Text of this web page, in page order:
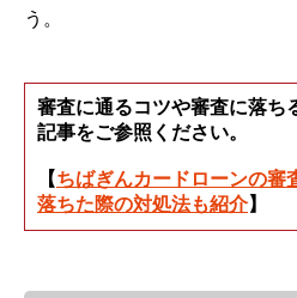
う。
審査に通るコツや審査に落ち
記事をご参照ください。
【ちばぎんカードローンの審
落ちた際の対処法も紹介】